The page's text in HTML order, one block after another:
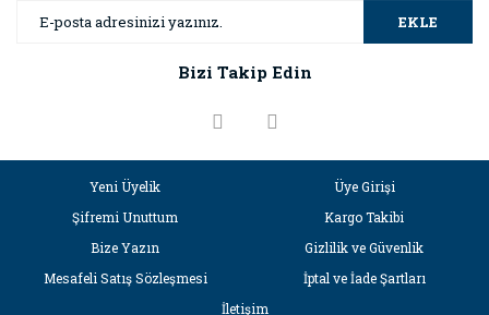
EKLE
Bizi Takip Edin
Yeni Üyelik
Üye Girişi
Şifremi Unuttum
Kargo Takibi
Bize Yazın
Gizlilik ve Güvenlik
Mesafeli Satış Sözleşmesi
İptal ve İade Şartları
İletişim